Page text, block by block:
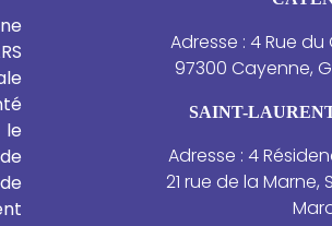
le
Adresse : 4 Rue du
97300 Cayenne,
SAINT-
Adresse : 4
21 rue de la